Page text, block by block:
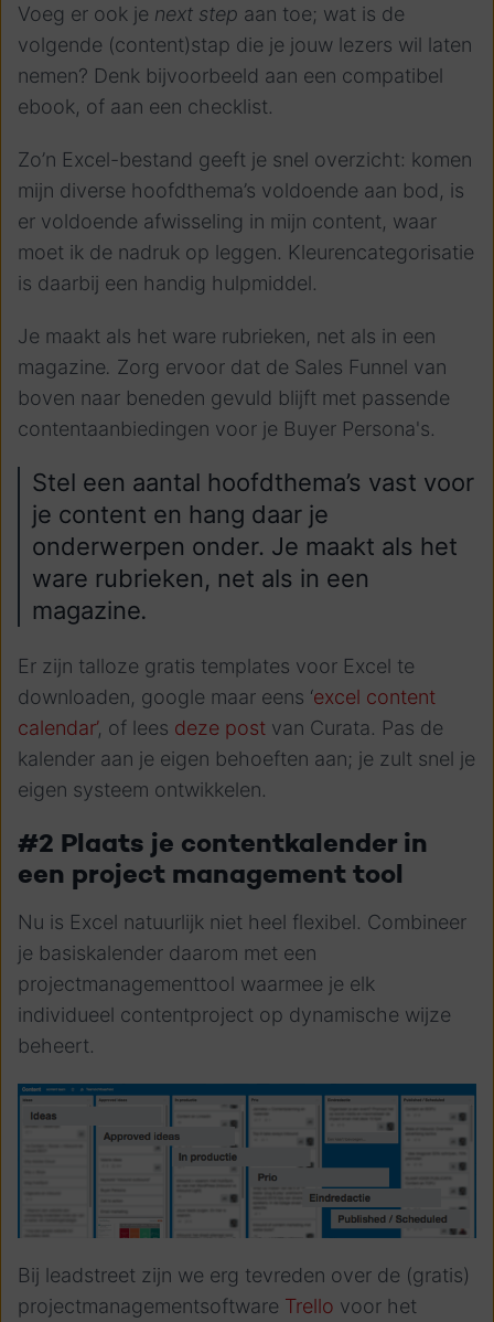
Voeg er ook je next step aan toe; wat is de
volgende (content)stap die je jouw lezers wil laten
nemen? Denk bijvoorbeeld aan een compatibel
ebook, of aan een checklist.
Zo’n Excel-bestand geeft je snel overzicht: komen
mijn diverse hoofdthema’s voldoende aan bod, is
er voldoende afwisseling in mijn content, waar
moet ik de nadruk op leggen. Kleurencategorisatie
is daarbij een handig hulpmiddel.
Je maakt als het ware rubrieken, net als in een
magazine. Zorg ervoor dat de Sales Funnel van
boven naar beneden gevuld blijft met passende
contentaanbiedingen voor je Buyer Persona's.
Stel een aantal hoofdthema’s vast voor
je content en hang daar je
onderwerpen onder. Je maakt als het
ware rubrieken, net als in een
magazine.
Er zijn talloze gratis templates voor Excel te
downloaden, google maar eens ‘excel content
calendar’, of lees deze post van Curata. Pas de
kalender aan je eigen behoeften aan; je zult snel je
eigen systeem ontwikkelen.
#2 Plaats je contentkalender in
een project management tool
Nu is Excel natuurlijk niet heel flexibel. Combineer
je basiskalender daarom met een
projectmanagementtool waarmee je elk
individueel contentproject op dynamische wijze
beheert.
Bij leadstreet zijn we erg tevreden over de (gratis)
projectmanagementsoftware Trello voor het